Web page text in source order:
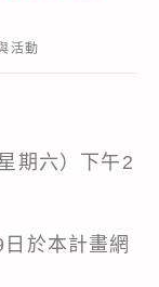
活動
期六）下午2
於本計畫網